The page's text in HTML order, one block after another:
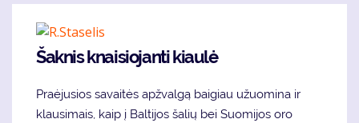
Šaknis knaisiojanti kiaulė
Praėjusios savaitės apžvalgą baigiau užuomina ir
klausimais, kaip į Baltijos šalių bei Suomijos oro